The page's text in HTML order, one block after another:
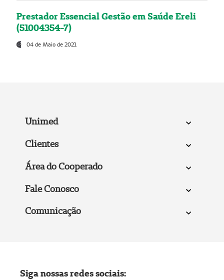
Prestador Essencial Gestão em Saúde Ereli
(51004354-7)
04 de Maio de 2021
Unimed
Clientes
Área do Cooperado
Fale Conosco
Comunicação
Siga nossas redes sociais: